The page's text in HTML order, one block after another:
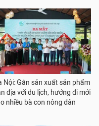
Nội: Gắn sản xuất sản phẩm
địa với du lịch, hướng đi mới
nhiều bà con nông dân